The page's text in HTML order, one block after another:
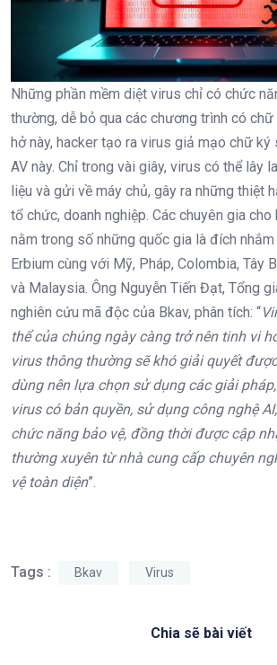
Những phần mềm diệt virus chỉ có chức
thường, dễ bỏ qua các chương trình có
hở này, hacker tạo ra virus giả mạo chữ
AV này. Chỉ trong vài giây, virus có thể lây
liệu và gửi về máy chủ, gây ra những thiệt
tổ chức, doanh nghiệp. Các chuyên gia cho
nằm trong số những quốc gia là đích
Erbium cùng với Mỹ, Pháp, Colombia, Tây
và Malaysia. Ông Nguyễn Tiến Đạt, Tổng
nghiên cứu mã độc của Bkav, phân tích: “
thể của chúng ngày càng trở nên tinh vi
virus thông thường sẽ khó giải quyết
dùng nên lựa chọn sử dụng các giải
virus có bản quyền, sử dụng công nghệ
chức năng bảo vệ, đồng thời được cập
thường xuyên từ nhà cung cấp chuyên
vệ toàn diện”.
Tags : Bkav Virus
Chia sẽ bài viết